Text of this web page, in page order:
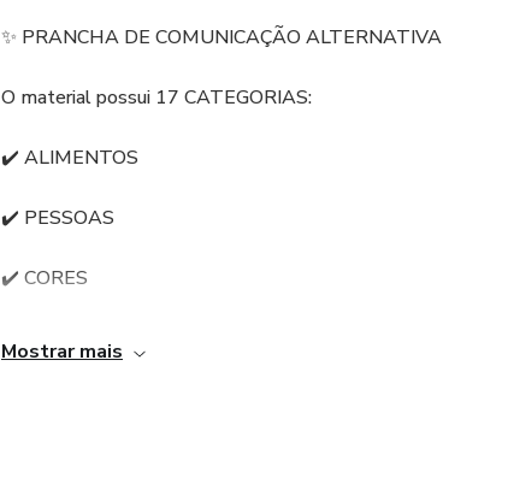
✨ PRANCHA DE COMUNICAÇÃO ALTERNATIVA
O material possui 17 CATEGORIAS:
✔️ ALIMENTOS
✔️ PESSOAS
✔️ CORES
✔️ LUGARES
Mostrar mais